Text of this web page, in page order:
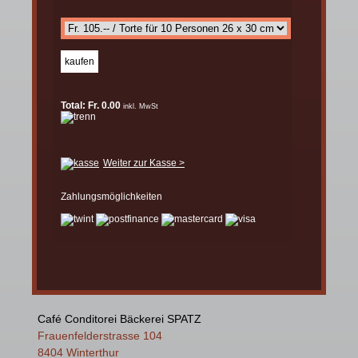
Total: Fr. 0.00 inkl. MwSt
Weiter zur Kasse >
Zahlungsmöglichkeiten
Café Conditorei Bäckerei SPATZ
Frauenfelderstrasse 104
8404 Winterthur